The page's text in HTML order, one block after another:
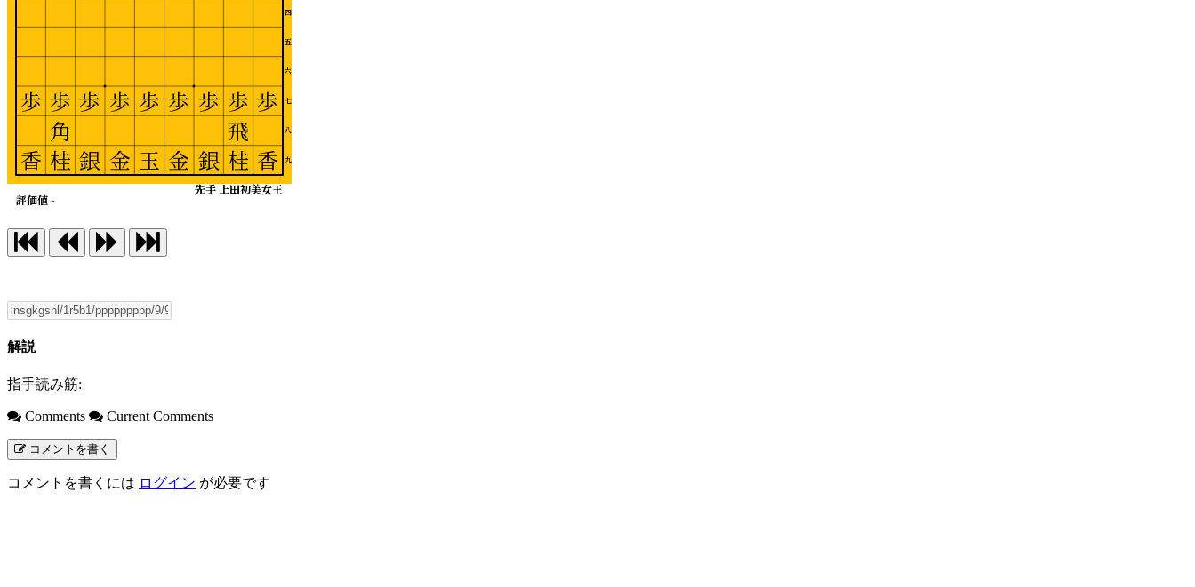
四
五
六
七
八
九
先手 上田初美女王
評価値 -
歩
香
歩
飛
桂
歩
銀
歩
金
歩
玉
歩
金
歩
銀
歩
角
桂
歩
香
解説
指手読み筋:
Comments Current Comments
コメントを書く
コメントを書くには ログイン が必要です